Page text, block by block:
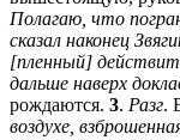
Полагаю, что
сказал наконец
[пленный]
дальше наверх
рождаются. 3. Разг.
воздухе,